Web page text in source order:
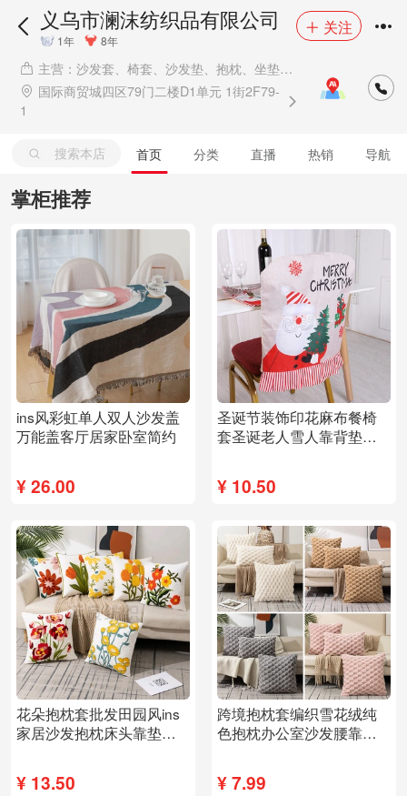
义乌市澜沫纺织品有限公司
1年 8年
关注
抱枕套、沙发笠
1
搜索本店 首页 分类 直播 热销 导航
掌柜推荐
ins风彩虹单人双人沙发盖
万能盖客厅居家卧室简约
¥26.00
圣诞节装饰印花麻布餐椅
套圣诞老人雪人靠背垫酒
¥ 10.50
花朵抱枕套批发田园风ins
家居沙发抱枕床头靠垫办
¥ 13.50
跨境抱枕套编织雪花绒纯
色抱枕办公室沙发腰靠抱
¥7.99